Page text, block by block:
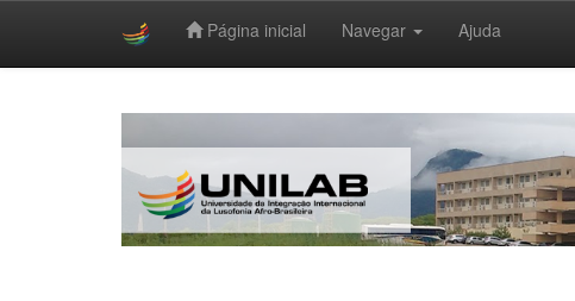
Página inicial Navegar Ajuda